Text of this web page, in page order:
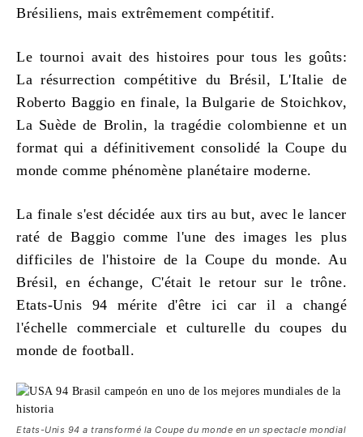
Brésiliens, mais extrêmement compétitif.
Le tournoi avait des histoires pour tous les goûts:
La résurrection compétitive du Brésil, L'Italie de
Roberto Baggio en finale, la Bulgarie de Stoichkov,
La Suède de Brolin, la tragédie colombienne et un
format qui a définitivement consolidé la Coupe du
monde comme phénomène planétaire moderne.
La finale s'est décidée aux tirs au but, avec le lancer
raté de Baggio comme l'une des images les plus
difficiles de l'histoire de la Coupe du monde. Au
Brésil, en échange, C'était le retour sur le trône.
Etats-Unis 94 mérite d'être ici car il a changé
l'échelle commerciale et culturelle du coupes du
monde de football.
Etats-Unis 94 a transformé la Coupe du monde en un spectacle mondial